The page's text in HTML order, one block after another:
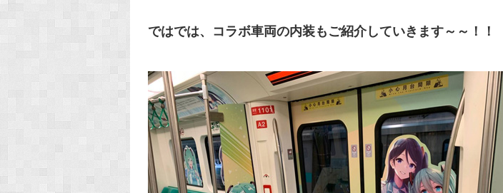
ではでは、コラボ車両の内装もご紹介していきます～～！！